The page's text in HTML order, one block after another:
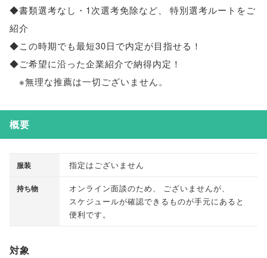
◆書類選考なし・1次選考免除など、
特別選考ルートをご
紹介
◆この時期でも最短30日で内定が目指せる！
◆ご希望に沿った企業紹介で納得内定！
※無理な推薦は一切ございません。
概要
服装 指定はございません
持ち物 オンライン面談のため、 ございませんが、
スケジュールが確認できるものが手元にあると
便利です。
対象